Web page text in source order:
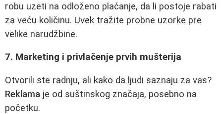
robu uzeti na odloženo plaćanje, da li postoje rabati
za veću količinu. Uvek tražite probne uzorke pre
velike narudžbine.
7. Marketing i privlačenje prvih mušterija
Otvorili ste radnju, ali kako da ljudi saznaju za vas?
Reklama je od suštinskog značaja, posebno na
početku.